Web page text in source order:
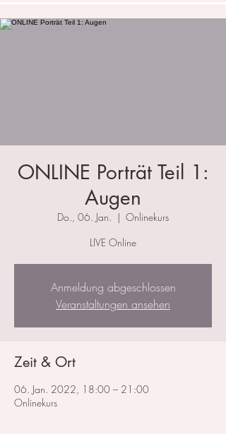
ONLINE Porträt Teil 1:
Augen
Do., 06. Jan.
  |
Onlinekurs
LIVE Online
Anmeldung abgeschlossen
Veranstaltungen ansehen
Zeit & Ort
06. Jan. 2022, 18:00 – 21:00
Onlinekurs